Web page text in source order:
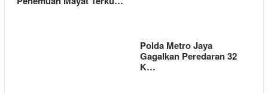
Polda Metro Jaya
Gagalkan Peredaran 32
K…